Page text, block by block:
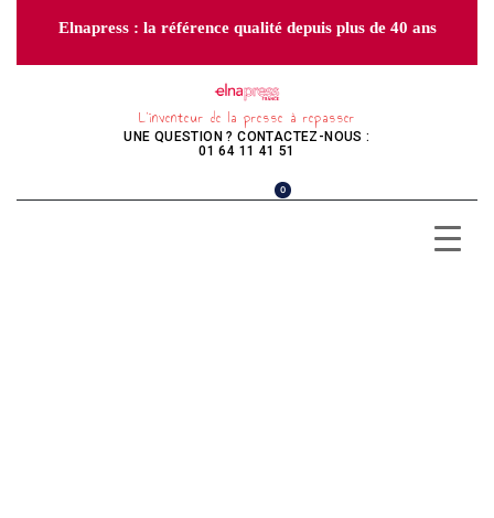
Elnapress : la référence qualité depuis plus de 40 ans
L’inventeur de la presse à repasser
UNE QUESTION ? CONTACTEZ-NOUS :
01 64 11 41 51
0